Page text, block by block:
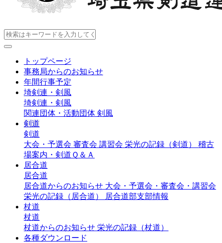
トップページ
事務局からのお知らせ
年間行事予定
埼剣連・剣風
埼剣連・剣風
関連団体・活動団体 剣風
剣道
剣道
大会・予選会 審査会 講習会 栄光の記録（剣道） 稽古
場案内・剣道Ｑ＆Ａ
居合道
居合道
居合道からのお知らせ 大会・予選会・審査会・講習会
栄光の記録（居合道）
居合道部支部情報
杖道
杖道
杖道からのお知らせ 栄光の記録（杖道）
各種ダウンロード